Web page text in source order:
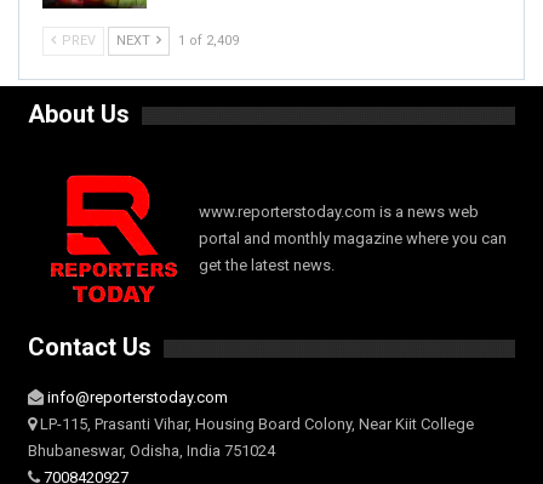
PREV NEXT 1 of 2,409
About Us
www.reporterstoday.com is a news web
portal and monthly magazine where you can
get the latest news.
Contact Us
info@reporterstoday.com
LP-115, Prasanti Vihar, Housing Board Colony, Near Kiit College
Bhubaneswar, Odisha, India 751024
7008420927